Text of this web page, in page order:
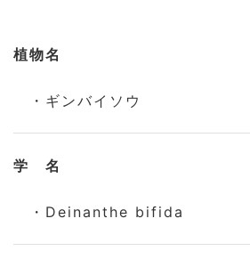
植物名
・ギンバイソウ
学 名
・Deinanthe bifida